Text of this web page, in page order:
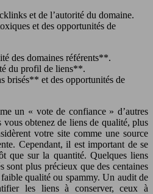
et de l’autorité du domaine.
et des opportunités de
des domaines référents**.
du profil de liens**.
brisés** et des opportunités de
un « vote de confiance » d’autres
obtenez de liens de qualité, plus
votre site comme une source
Cependant, il est important de se
que sur la quantité. Quelques liens
sont plus précieux que des centaines
qualité ou spammy. Un audit de
les liens à conserver, ceux à